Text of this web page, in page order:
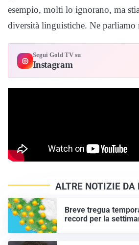
esempio, molti lo ignorano, ma
diversità linguistiche. Ne
◎
Segui Gold TV su
Instagram
ALTRE NOTIZIE DA
Breve tregua
record per la